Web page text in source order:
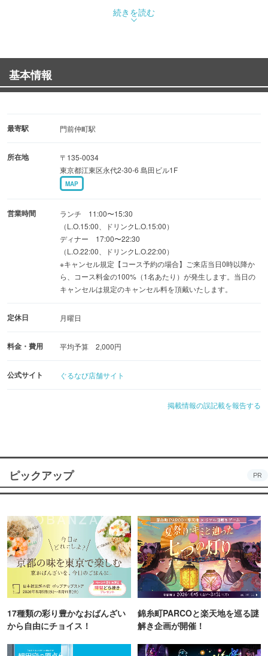
中から溢れ出す鶏肉と野菜の肉汁に、特製トマトソースが
また、独自配合のホールスパイスを使用した炭火グリル料
理は、豊かな香りと健康効果も抜群。
品の料理と生ビールを含むドリンクが楽しめ、
最大40名様までのフロア貸切も可能。
ピンクの壁が映えるお洒落な店内で、心ゆくまでスパイス
の宴をお楽しみください。
続きを読む
基本情報
最寄駅 門前仲町駅
所在地
〒135-0034
東京都江東区永代2-30-6 島田ビル1F
MAP
営業時間
ランチ 11:00〜15:30
（L.O.15:00、ドリンクL.O.15:00）
ディナー 17:00〜22:30
（L.O.22:00、ドリンクL.O.22:00）
※キャンセル規定【コース予約の場合】ご来店当日0時以降か
ら、コース料金の100%（1名あたり）が発生します。当日の
キャンセルは規定のキャンセル料を頂戴いたします。
定休日 月曜日
料金・費用 平均予算 2,000円
公式サイト ぐるなび店舗サイト
掲載情報の誤記載を報告する
ピックアップ PR
17種類の彩り豊かなおばんざい
から自由にチョイス！
錦糸町PARCOと楽天地を巡る謎
解き企画が開催！